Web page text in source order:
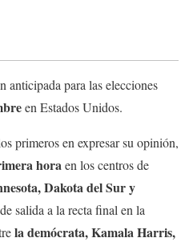
anticipada para las elecciones
en Estados Unidos.
primeros en expresar su opinión,
horaen los centros de
Dakota del Sur y
salida a la recta final en la
la demócrata, Kamala Harris,